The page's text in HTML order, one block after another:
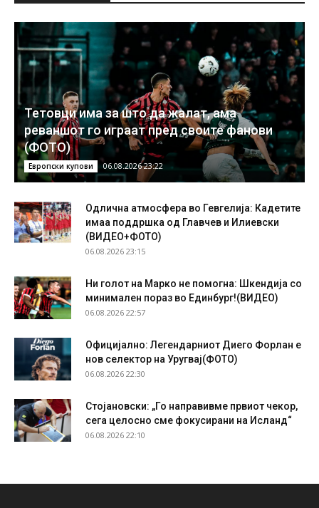
Тетовци има за што да жалат, ама
реваншот го играат пред своите фанови
(ФОТО)
Европски купови 06.08.2026 23:22
Одлична атмосфера во Гевгелија: Кадетите
имаа поддршка од Главчев и Илиевски
(ВИДЕО+ФОТО)
06.08.2026 23:15
Ни голот на Марко не помогна: Шкендија со
минимален пораз во Единбург!(ВИДЕО)
06.08.2026 22:57
Официјално: Легендарниот Диего Форлан е
нов селектор на Уругвај(ФОТО)
06.08.2026 22:30
Стојановски: „Го направивме првиот чекор,
сега целосно сме фокусирани на Исланд“
06.08.2026 22:10